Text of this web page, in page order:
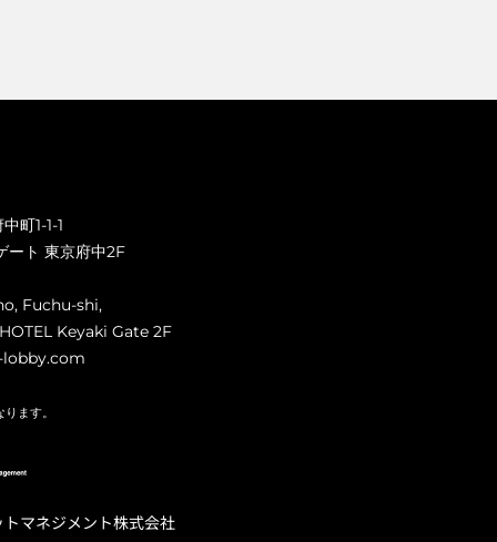
町1-1-1
ート 東京府中2F
Fuchu-shi,
Keyaki Gate 2F
ます。
マネジメント株式会社